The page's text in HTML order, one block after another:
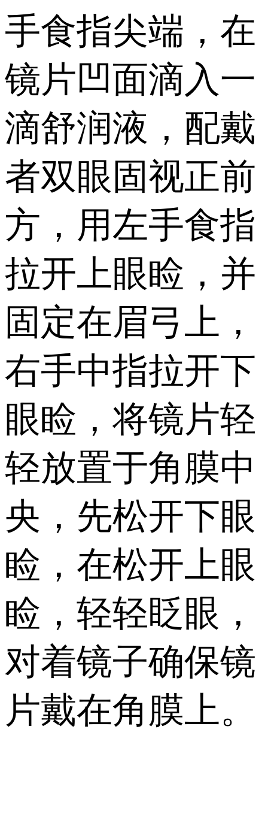
手食指尖端，在
镜片凹面滴入一
滴舒润液，配戴
者双眼固视正前
方，用左手食指
拉开上眼睑，并
固定在眉弓上，
右手中指拉开下
眼睑，将镜片轻
轻放置于角膜中
央，先松开下眼
睑，在松开上眼
睑，轻轻眨眼，
对着镜子确保镜
片戴在角膜上。